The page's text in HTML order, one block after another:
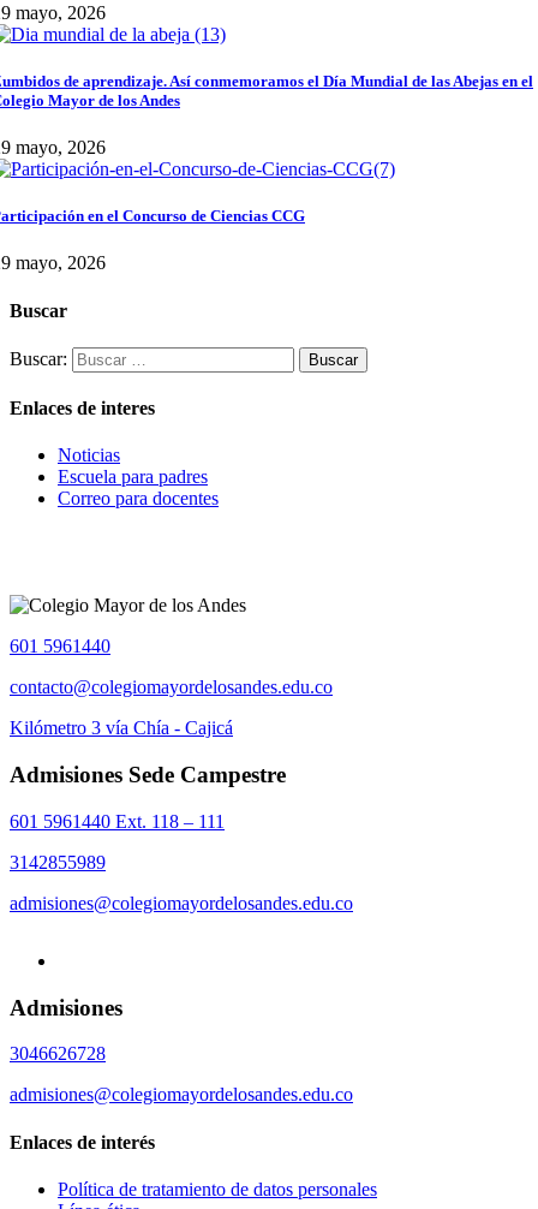
mayo, 2026
de aprendizaje. Así conmemoramos el Día Mundial de las Abejas en el
Mayor de los Andes
mayo, 2026
en el Concurso de Ciencias CCG
mayo, 2026
Buscar
Buscar:
Enlaces de interes
Noticias
Escuela para padres
Correo para docentes
601 5961440
contacto@colegiomayordelosandes.edu.co
Kilómetro 3 vía Chía - Cajicá
Admisiones Sede Campestre
601 5961440 Ext. 118 – 111
3142855989
admisiones@colegiomayordelosandes.edu.co
Admisiones
3046626728
admisiones@colegiomayordelosandes.edu.co
Enlaces de interés
Política de tratamiento de datos personales